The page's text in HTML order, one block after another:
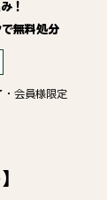
！
無料処分
・会員様限定